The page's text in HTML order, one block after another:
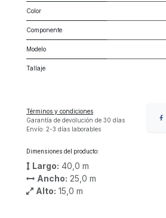
Color
Componente
Modelo
Tallaje
Términos y condiciones
Garantía de devolución de 30 días
Envío: 2-3 días laborables
Dimensiones del producto:
Largo: 40,0 m
Ancho: 25,0 m
Alto: 15,0 m